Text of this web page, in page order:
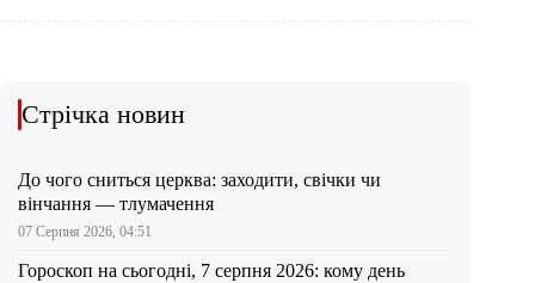
Стрічка новин
До чого сниться церква: заходити, свічки чи
вінчання — тлумачення
07 Серпня 2026, 04:51
Гороскоп на сьогодні, 7 серпня 2026: кому день